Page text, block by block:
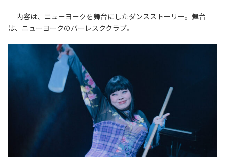
内容は、ニューヨークを舞台にしたダンスストーリー。舞台
は、ニューヨークのバーレスククラブ。